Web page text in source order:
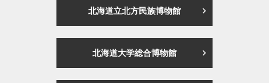
北海道立北方民族博物館
北海道大学総合博物館